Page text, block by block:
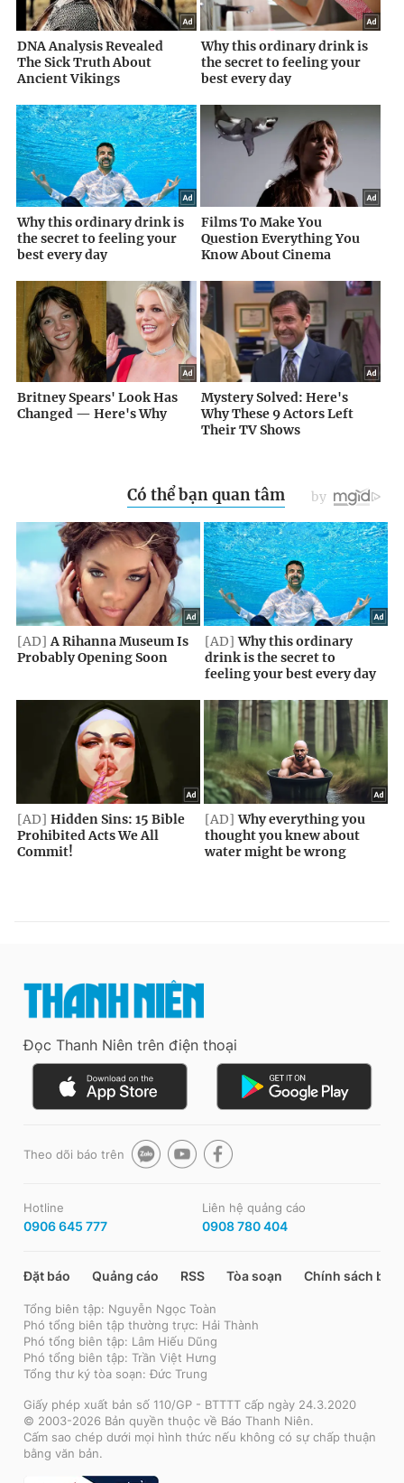
Đọc Thanh Niên trên điện thoại
Theo dõi báo trên
Hotline
0906 645 777
Liên hệ quảng cáo
0908 780 404
Đặt báo Quảng cáo RSS Tòa soạn Chính sách bảo
Tổng biên tập: Nguyễn Ngọc Toàn
Phó tổng biên tập thường trực: Hải Thành
Phó tổng biên tập: Lâm Hiếu Dũng
Phó tổng biên tập: Trần Việt Hưng
Tổng thư ký tòa soạn: Đức Trung
Giấy phép xuất bản số 110/GP - BTTTT cấp ngày 24.3.2020
© 2003-2026 Bản quyền thuộc về Báo Thanh Niên.
Cấm sao chép dưới mọi hình thức nếu không có sự chấp thuận
bằng văn bản.